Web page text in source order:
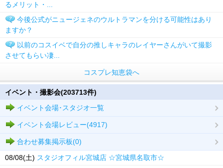
るメリット・...
今後公式がニュージェネのウルトラマンを分ける可能性はあり
ますか？
以前のコスイベで自分の推しキャラのレイヤーさんがいて撮影
させてもらい凄...
コスプレ知恵袋へ
イベント・撮影会(203713件)
イベント会場･スタジオ一覧
イベント会場レビュー(4917)
合わせ募集掲示板(0)
08/08(土) スタジオフィル宮城店 ☆宮城県名取市☆